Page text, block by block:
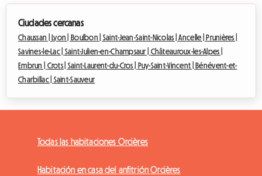
Ciudades cercanas
Chaussan | Lyon | Boulbon | Saint-Jean-Saint-Nicolas |Ancelle |
Prunières |
Savines-le-Lac | Saint-Julien-en-Champsaur | Châteauroux-les-Alpes |
Embrun | Crots | Saint-Laurent-du-Cros | Puy-Saint-Vincent |
Bénévent-et-
Charbillac | Saint-Sauveur
Todas las habitaciones Orcières
Habitación en casa del anfitrión Orcières